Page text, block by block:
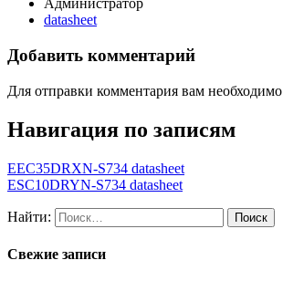
Администратор
datasheet
Добавить комментарий
Для отправки комментария вам необходимо
Навигация по записям
EEC35DRXN-S734 datasheet
ESC10DRYN-S734 datasheet
Найти:
Свежие записи